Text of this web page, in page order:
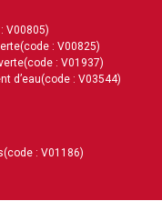
V00805)
(code : V00825)
(code : V01937)
d’eau(code : V03544)
(code : V01186)